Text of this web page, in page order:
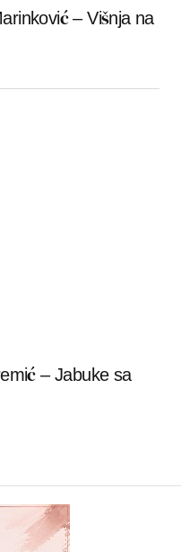
– Višnja na
– Jabuke sa